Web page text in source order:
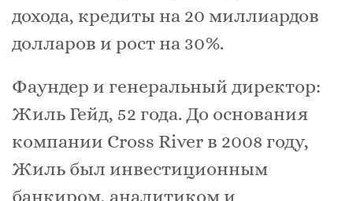
дохода, кредиты на 20 миллиардов
долларов и рост на 30%.
Фаундер и генеральный директор:
Жиль Гейд, 52 года. До основания
компании Cross River в 2008 году,
Жиль был инвестиционным
банкиром, аналитиком и